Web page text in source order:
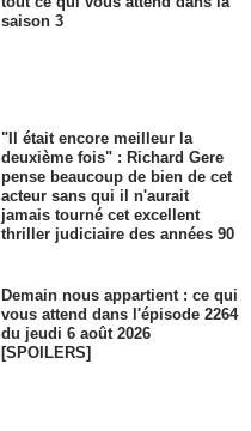
saison 3
"Il était encore meilleur la
deuxième fois" : Richard Gere
pense beaucoup de bien de cet
acteur sans qui il n'aurait
jamais tourné cet excellent
thriller judiciaire des années 90
Demain nous appartient : ce qui
vous attend dans l'épisode 2264
du jeudi 6 août 2026
[SPOILERS]